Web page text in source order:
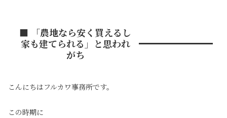
■ 「農地なら安く買えるし
家も建てられる」と思われ
がち
こんにちはフルカワ事務所です。
この時期に